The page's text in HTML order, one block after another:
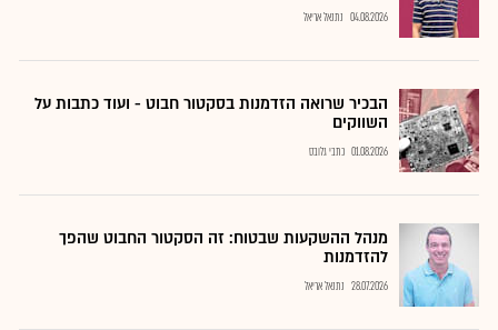
04.08.2026 נתנאל אריאל
הבכיר שרואה הזדמנות בסקטור חבוט - ועוד כתבות על
השווקים
01.08.2026 כתבי גלובס
מנהל ההשקעות שבטוח: זה הסקטור החבוט שהפך
להזדמנות
28.07.2026 נתנאל אריאל